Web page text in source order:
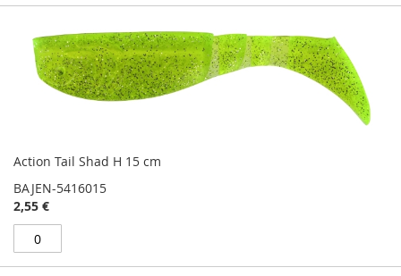
Action Tail Shad H 15 cm
BAJEN-5416015
2,55 €